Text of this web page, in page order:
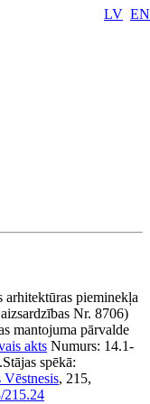
LV EN
arhitektūras pieminekļa
Nr. 8706)
mantojuma pārvalde
akts Numurs: 14.1-
Stājas spēkā:
, 215,
215.24